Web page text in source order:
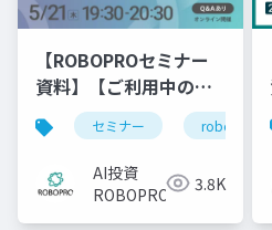
【ROBOPROセミナー
資料】【ご利用中の方
向け】2026年5月 AI予
測と市況がわかる 直
近までの運用振り返り
と今月の注目トピック
ス
セミナー robopro
AI投資
ROBOPRO
3.8K